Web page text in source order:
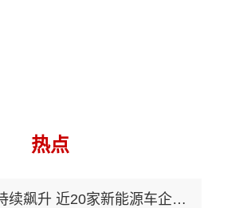
热点
成品油价格持续飙升 近20家新能源车企上调售价